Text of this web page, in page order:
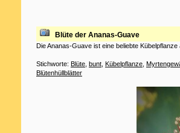
Blüte der Ananas-Guave
Die Ananas-Guave ist eine beliebte Kübelpflanze
Stichworte: Blüte bunt Kübelpflanze
Blütenhüllblätter